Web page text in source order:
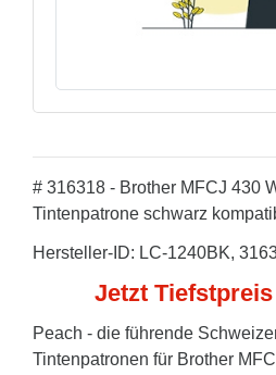
# 316318 - Brother MFCJ 430
Tintenpatrone schwarz
Hersteller-ID: LC-1240BK,
Jetzt Tiefstpreis
Peach - die führende
Tintenpatronen für Brother